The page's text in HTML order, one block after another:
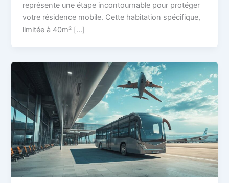
représente une étape incontournable pour protéger
votre résidence mobile. Cette habitation spécifique,
limitée à 40m² […]